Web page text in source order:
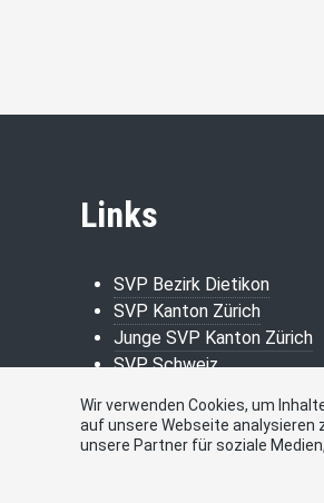
Links
SVP Bezirk Dietikon
SVP Kanton Zürich
Junge SVP Kanton Zürich
SVP Schweiz
Wir verwenden Cookies, um
auf unsere Webseite analysieren
unsere Partner für soziale